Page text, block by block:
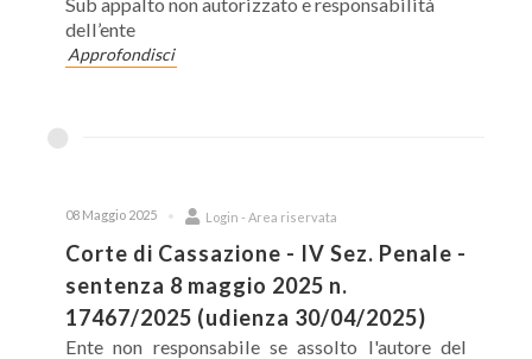
dell’ente
Approfondisci
08 Maggio 2025 Login - Area riservata
Corte di Cassazione - IV Sez. Penale -
sentenza 8 maggio 2025 n.
17467/2025 (udienza 30/04/2025)
Ente non responsabile se assolto l'autore del